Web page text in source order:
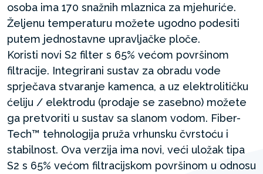
osoba ima 170 snažnih mlaznica za mjehuriće.
Željenu temperaturu možete ugodno podesiti
putem jednostavne upravljačke ploče.
Koristi novi S2 filter s 65% većom površinom
filtracije. Integrirani sustav za obradu vode
sprječava stvaranje kamenca, a uz elektrolitičku
ćeliju / elektrodu (prodaje se zasebno) možete
ga pretvoriti u sustav sa slanom vodom. Fiber-
Tech™ tehnologija pruža vrhunsku čvrstoću i
stabilnost. Ova verzija ima novi, veći uložak tipa
S2 s 65% većom filtracijskom površinom u odnosu